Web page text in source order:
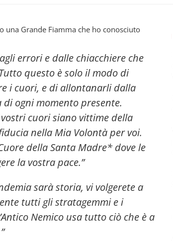
una Grande Fiamma che ho conosciuto
errori e dalle chiacchiere che
questo è solo il modo di
i cuori, e di allontanarli dalla
ogni momento presente.
cuori siano vittime della
nella Mia Volontà per voi.
della Santa Madre* dove le
la vostra pace.”
sarà storia, vi volgerete a
tutti gli stratagemmi e i
Nemico usa tutto ciò che è a